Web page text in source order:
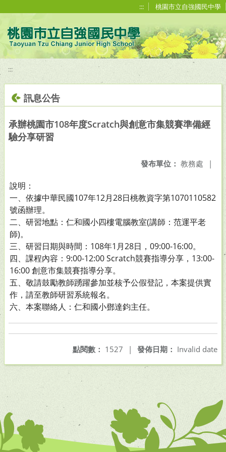
::: 桃園市立自強國民中學
:::
訊息公告
承辦桃園市108年度Scratch與創意市集競賽準備經
驗分享研習
發布單位： 教務處 |
說明：
一、依據中華民國107年12月28日桃教資字第1070110582
號函辦理。
二、研習地點：仁和國小四樓電腦教室(講師：范運平老
師)。
三、研習日期與時間：108年1月28日，09:00-16:00。
四、課程內容：9:00-12:00 Scratch競賽指導分享，13:00-
16:00 創意市集競賽指導分享。
五、敬請鼓勵教師踴躍參加並核予公假登記，本案提供實
作，請至教師研習系統報名。
六、本案聯絡人：仁和國小鄧達鈞主任。
發佈日期： Invalid date
點閱數： 1527 |